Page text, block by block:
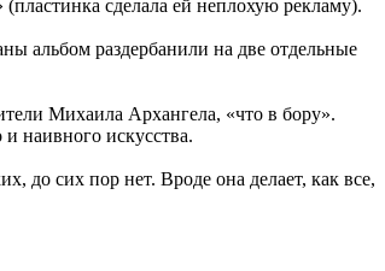
сделала ей неплохую рекламу).
альбом раздербанили на две отдельные
Михаила Архангела, «что в бору».
наивного искусства.
до сих пор нет. Вроде она делает, как все,